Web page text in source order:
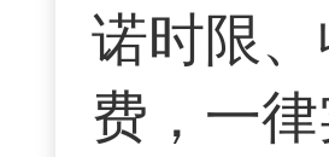
诺时限
费，一